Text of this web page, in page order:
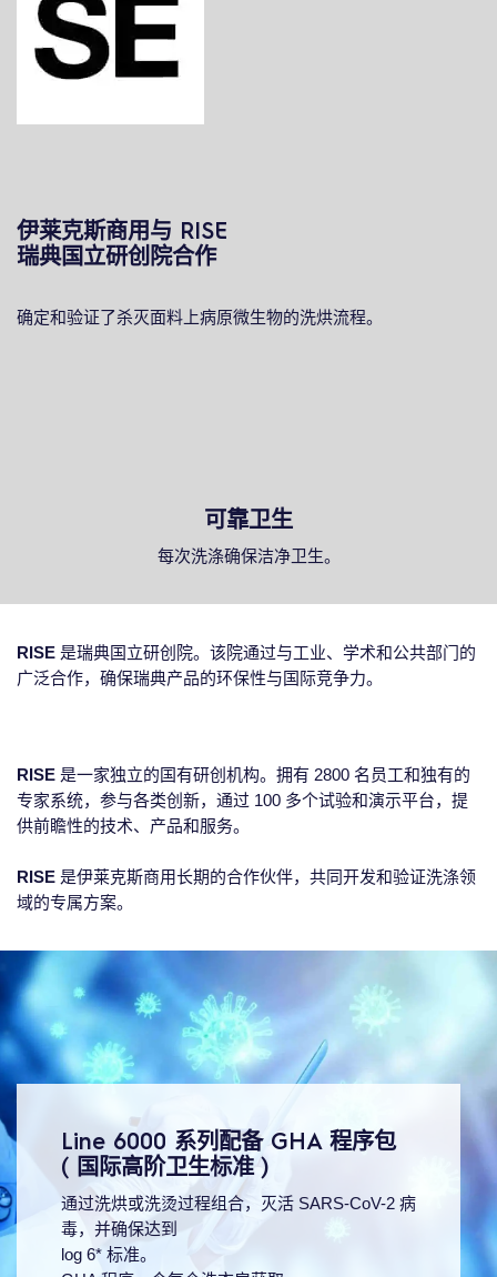
伊莱克斯商用与 RISE
瑞典国立研创院合作
确定和验证了杀灭面料上病原微生物的洗烘流程。
可靠卫生
每次洗涤确保洁净卫生。
RISE 是瑞典国立研创院。该院通过与工业、学术和公共部门的
广泛合作，确保瑞典产品的环保性与国际竞争力。
RISE 是一家独立的国有研创机构。拥有 2800 名员工和独有的
专家系统，参与各类创新，通过 100 多个试验和演示平台，提
供前瞻性的技术、产品和服务。
RISE 是伊莱克斯商用长期的合作伙伴，共同开发和验证洗涤领
域的专属方案。
Line 6000 系列配备 GHA 程序包
( 国际高阶卫生标准 )
通过洗烘或洗烫过程组合，灭活 SARS-CoV-2 病
毒，并确保达到
log 6* 标准。